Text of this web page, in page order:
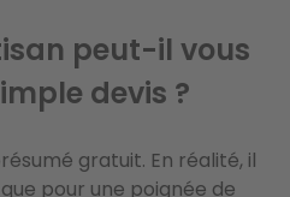
peut-il vous
devis ?
gratuit. En réalité, il
pour une poignée de